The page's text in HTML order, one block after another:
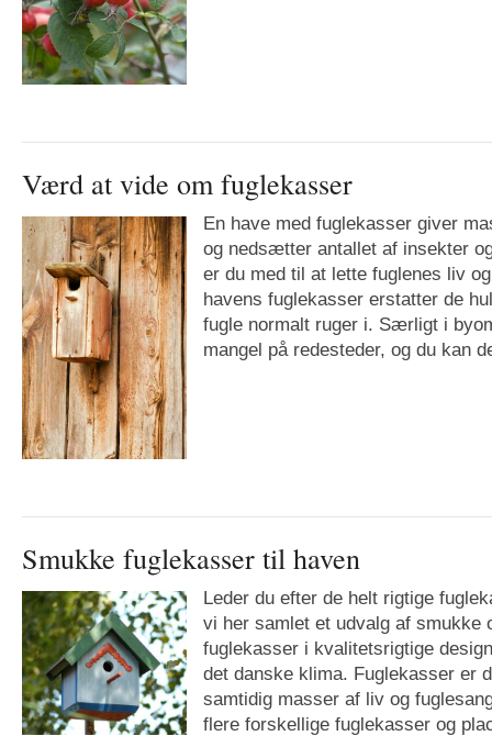
Værd at vide om fuglekasser
En have med fuglekasser giver
og nedsætter antallet af insekter
er du med til at lette fuglenes liv
havens fuglekasser erstatter de
fugle normalt ruger i. Særligt i
mangel på redesteder, og du kan
Smukke fuglekasser til haven
Leder du efter de helt rigtige
vi her samlet et udvalg af smukke
fuglekasser i kvalitetsrigtige
det danske klima. Fuglekasser er
samtidig masser af liv og
flere forskellige fuglekasser og